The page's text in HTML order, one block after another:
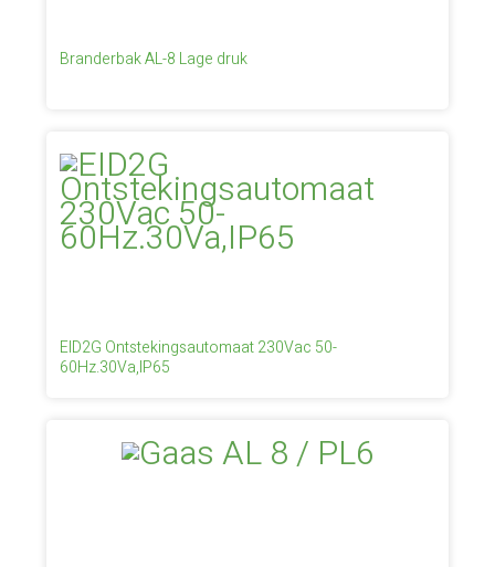
Branderbak AL-8 Lage druk
EID2G Ontstekingsautomaat 230Vac 50-
60Hz.30Va,IP65